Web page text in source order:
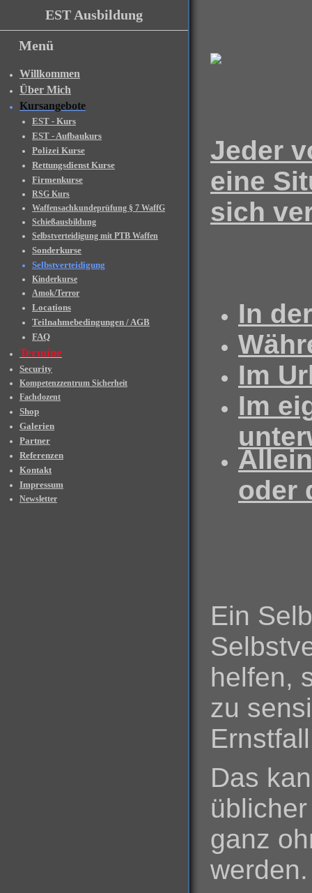
EST Ausbildung
Menü
Willkommen
Über Mich
Kursangebote
EST - Kurs
EST - Aufbaukurs
Polizei Kurse
Rettungsdienst Kurse
Firmenkurse
RSG Kurs
Waffensachkundeprüfung § 7 WaffG
Schießausbildung
Selbstverteidigung mit PTB Waffen
Sonderkurse
Selbstverteidigung
Kinderkurse
Amok/Terror
Locations
Teilnahmebedingungen / AGB
FAQ
Termine
Security
Kompetenzzentrum Sicherheit
Fachdozent
Shop
Galerien
Partner
Referenzen
Kontakt
Impressum
Newsletter
Jeder
eine
sich
In
Im
Im
oder
Ein
helfen,
zu
Das
ganz
werden.